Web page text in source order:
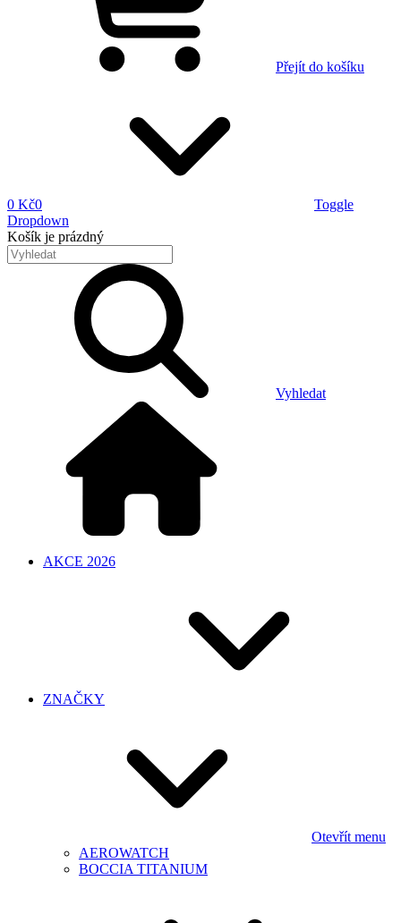
Přejít do košíku
0 Kč0
Toggle
Dropdown
Košík je prázdný
Vyhledat
AKCE 2026
ZNAČKY
Otevřít menu
AEROWATCH
BOCCIA TITANIUM